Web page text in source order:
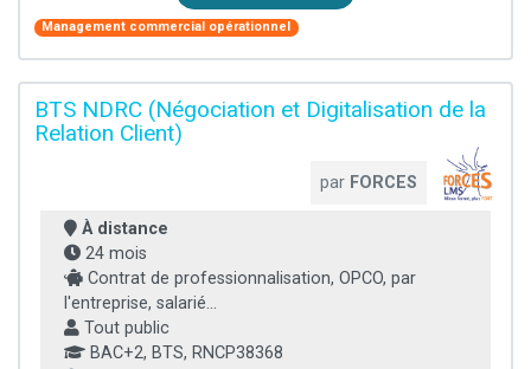
Management commercial opérationnel
BTS NDRC (Négociation et Digitalisation de la
Relation Client)
par FORCES
À distance
24 mois
Contrat de professionnalisation, OPCO, par
l'entreprise, salarié...
Tout public
BAC+2, BTS, RNCP38368